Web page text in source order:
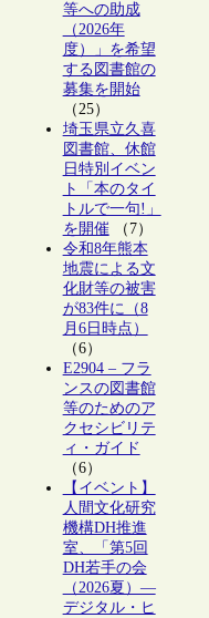
等への助成
（2026年
度）」を希望
する図書館の
募集を開始
（25）
埼玉県立久喜
図書館、休館
日特別イベン
ト「本のタイ
トルで一句!」
を開催（7）
令和8年熊本
地震による文
化財等の被害
が83件に（8
月6日時点）
（6）
E2904 – フラ
ンスの図書館
等のためのア
クセシビリテ
ィ・ガイド
（6）
【イベント】
人間文化研究
機構DH推進
室、「第5回
DH若手の会
（2026夏）―
デジタル・ヒ